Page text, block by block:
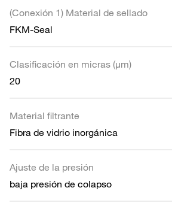
(Conexión 1) Material de sellado
FKM-Seal
Clasificación en micras (µm)
20
Material filtrante
Fibra de vidrio inorgánica
Ajuste de la presión
baja presión de colapso